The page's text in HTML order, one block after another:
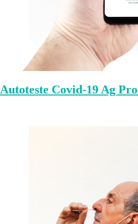
Autoteste Covid-19 Ag